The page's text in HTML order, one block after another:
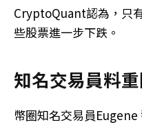
CryptoQuant認為，只
些股票進一步下跌。
知名交易員料
幣圈知名交易員